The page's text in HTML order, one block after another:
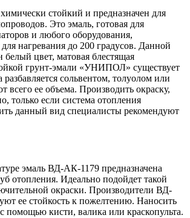
стойкий и предназначен для
Это эмаль, готовая для
и любого оборудования,
нагревания до 200 градусов. Данной
белый цвет, матовая блестящая
грунт-эмали «УНИПОЛ» существует
сольвентом, толуолом или
всего ее объема. Производить окраску,
только если система отопления
данный вид специалисты рекомендуют
эмаль ВД-АК-1179 предназначена
отопления. Идеально подойдет такой
окраски. Производители ВД-
ее стойкость к пожелтению. Наносить
помощью кисти, валика или краскопульта.